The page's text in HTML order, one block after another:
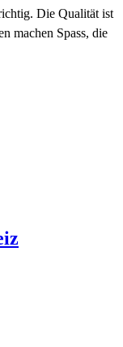
Die Qualität ist
machen Spass, die